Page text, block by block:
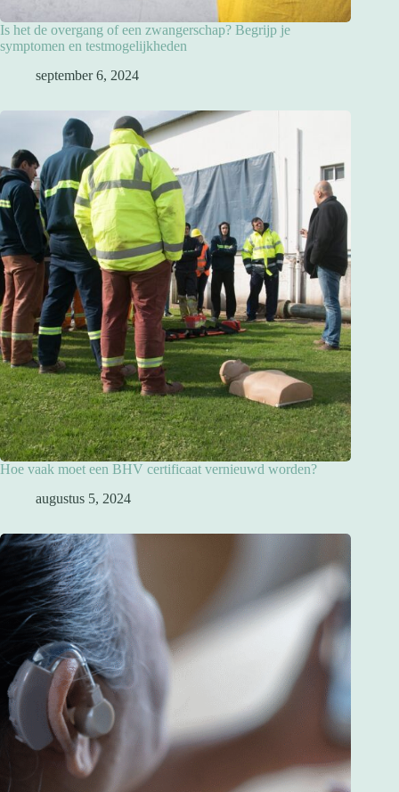
Is het de overgang of een zwangerschap? Begrijp je
symptomen en testmogelijkheden
september 6, 2024
Hoe vaak moet een BHV certificaat vernieuwd worden?
augustus 5, 2024